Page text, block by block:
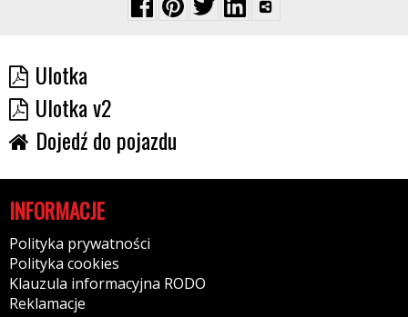
Ulotka
Ulotka v2
Dojedź do pojazdu
INFORMACJE
Polityka prywatności
Polityka cookies
Klauzula informacyjna RODO
Reklamacje